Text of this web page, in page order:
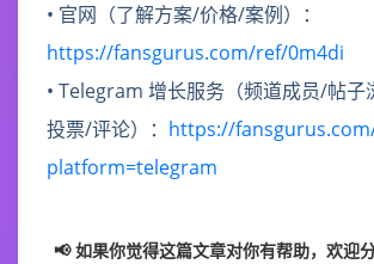
• 官网（了解方案/价格/案例）：
https://fansgurus.com/ref/0m4di
• Telegram 增长服务（频道成员/帖
投票/评论）： https://
platform=telegram
📢 如果你觉得这篇文章对你有帮助，欢迎